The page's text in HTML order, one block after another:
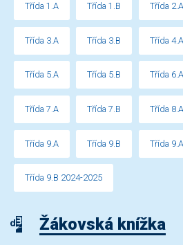
Třída 1.A Třída 1.B Třída 2.A
Třída 3.A Třída 3.B Třída 4.A
Třída 5.A Třída 5.B Třída 6.A
Třída 7.A Třída 7.B Třída 8.A
Třída 9.A Třída 9.B Třída
Třída 9.B 2024-2025
Žákovská knížka